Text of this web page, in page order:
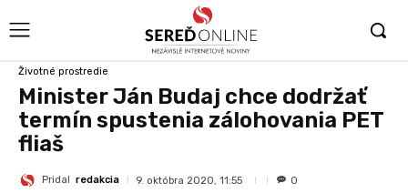
Životné prostredie
Minister Ján Budaj chce dodržať
termín spustenia zálohovania PET
fliaš
Pridal redakcia 9. októbra 2020, 11:55 0